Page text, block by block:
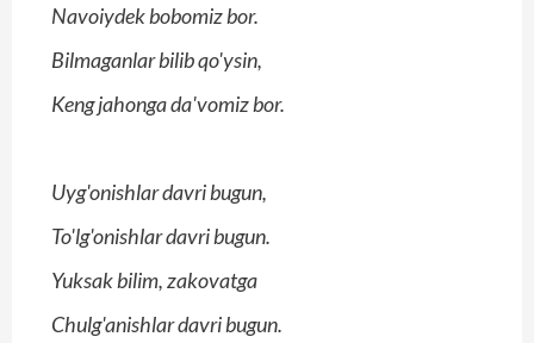
Navoiydek bobomiz bor.
Bilmaganlar bilib qo'ysin,
Keng jahonga da'vomiz bor.
Uyg'onishlar davri bugun,
To'lg'onishlar davri bugun.
Yuksak bilim, zakovatga
Chulg'anishlar davri bugun.